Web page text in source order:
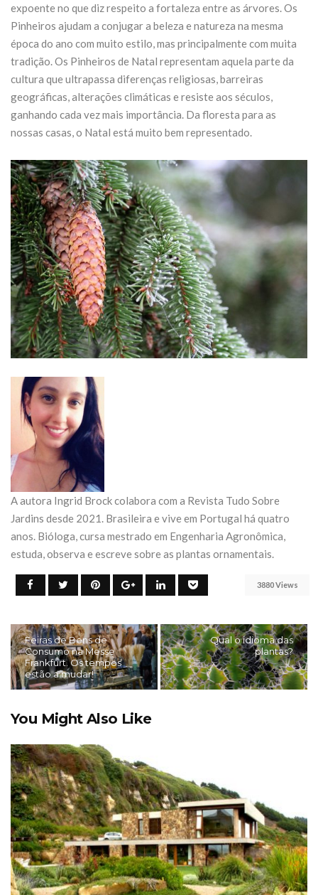
expoente no que diz respeito a fortaleza entre as árvores. Os
Pinheiros ajudam a conjugar a beleza e natureza na mesma
época do ano com muito estilo, mas principalmente com muita
tradição. Os Pinheiros de Natal representam aquela parte da
cultura que ultrapassa diferenças religiosas, barreiras
geográficas, alterações climáticas e resiste aos séculos,
ganhando cada vez mais importância. Da floresta para as
nossas casas, o Natal está muito bem representado.
A autora Ingrid Brock colabora com a Revista Tudo Sobre
Jardins desde 2021. Brasileira e vive em Portugal há quatro
anos. Bióloga, cursa mestrado em Engenharia Agronômica,
estuda, observa e escreve sobre as plantas ornamentais.
3880 Views
Feiras de Bens de
Consumo na Messe
Frankfurt. Os tempos
estão a mudar!
Qual o idioma das
plantas?
You Might Also Like